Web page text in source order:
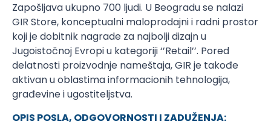
Zapošljava ukupno 700 ljudi. U Beogradu se nalazi
GIR Store, konceptualni maloprodajni i radni prostor
koji je dobitnik nagrade za najbolji dizajn u
Jugoistočnoj Evropi u kategoriji ‘’Retail’’. Pored
delatnosti proizvodnje nameštaja, GIR je takođe
aktivan u oblastima informacionih tehnologija,
građevine i ugostiteljstva.
OPIS POSLA, ODGOVORNOSTI I ZADUŽENJA: